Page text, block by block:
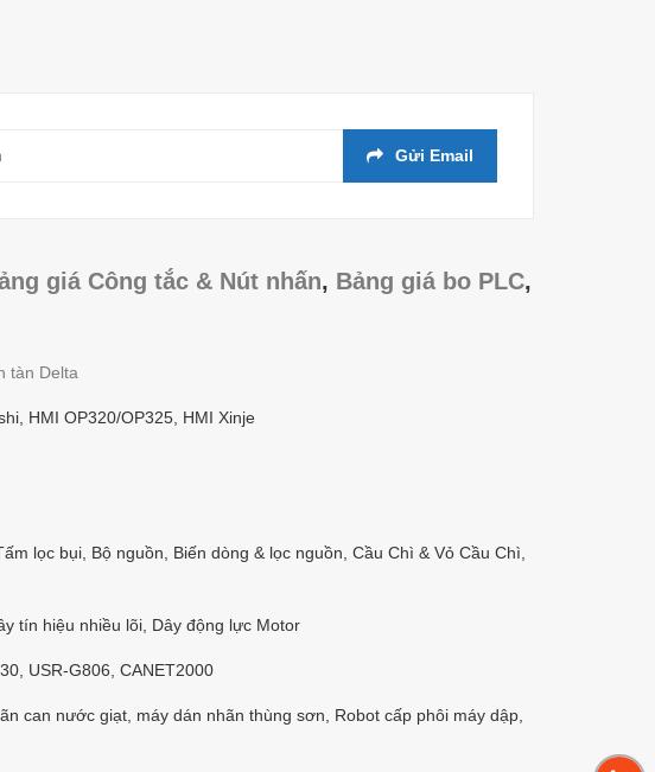
Gửi Email
giá Công tắc & Nút nhấn, Bảng giá bo PLC,
tàn Delta
HMI OP320/OP325, HMI Xinje
lọc bụi, Bộ nguồn, Biến dòng & lọc nguồn, Cầu Chì & Vỏ Cầu Chì,
tín hiệu nhiều lõi, Dây động lực Motor
USR-G806, CANET2000
can nước giạt, máy dán nhãn thùng sơn, Robot cấp phôi máy dập,